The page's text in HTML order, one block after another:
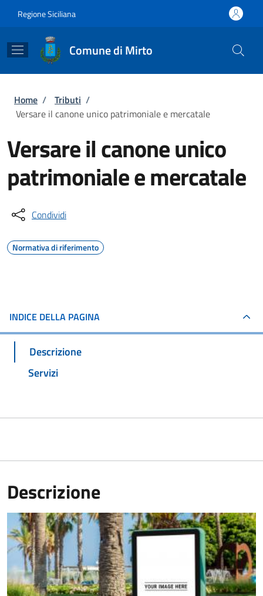
Regione Siciliana
Comune di Mirto
Briciole di pane
Home / Tributi /
Versare il canone unico patrimoniale e mercatale
Versare il canone unico
patrimoniale e mercatale
Condividi
Normativa di riferimento
INDICE DELLA PAGINA
Descrizione
Servizi
Descrizione